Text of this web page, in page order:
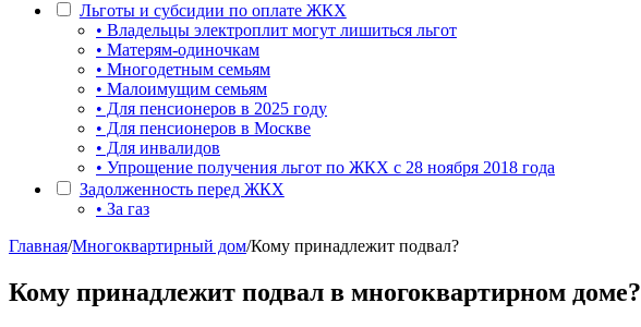
Льготы и субсидии по оплате ЖКХ
• Владельцы электроплит могут лишиться льгот
• Матерям-одиночкам
• Многодетным семьям
• Малоимущим семьям
• Для пенсионеров в 2025 году
• Для пенсионеров в Москве
• Для инвалидов
• Упрощение получения льгот по ЖКХ с 28 ноября 2018 года
Задолженность перед ЖКХ
• За газ
Главная/Многоквартирный дом/Кому принадлежит подвал?
Кому принадлежит подвал в многоквартирном доме?